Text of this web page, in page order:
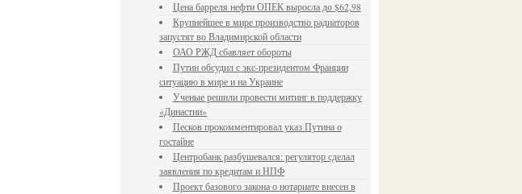
Цена барреля нефти ОПЕК выросла до $62,98
Крупнейшее в мире производство радиаторов
запустят во Владимирской области
ОАО РЖД сбавляет обороты
Путин обсудил с экс-президентом Франции
ситуацию в мире и на Украине
Ученые решили провести митинг в поддержку
«Династии»
Песков прокомментировал указ Путина о
гостайне
Центробанк разбушевался: регулятор сделал
заявления по кредитам и НПФ
Проект базового закона о нотариате внесен в